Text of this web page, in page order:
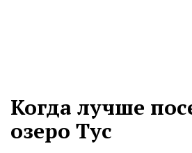
Когда лучше
озеро Тус